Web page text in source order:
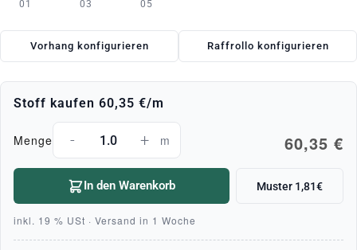
01 03 05
Vorhang konfigurieren Raffrollo konfigurieren
Stoff kaufen 60,35 €/m
Menge - + m 60,35 €
In den Warenkorb Muster 1,81€
inkl. 19 % USt · Versand in 1 Woche